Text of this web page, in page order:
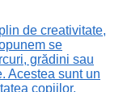
de creativitate,
se
grădini sau
Acestea sunt un
copiilor,